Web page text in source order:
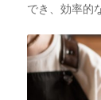
でき、効率的